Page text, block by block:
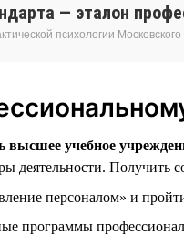
— эталон
психологии
высшее учебное
деятельности. Получить
персоналом» и
программы